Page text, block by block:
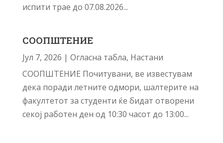
испити трае до 07.08.2026...
СООПШТЕНИЕ
Јул 7, 2026 | Огласна табла, Настани
СООПШТЕНИЕ Почитувани, ве известувам
дека поради летните одмори, шалтерите на
факултетот за студенти ќе бидат отворени
секој работен ден од 10:30 часот до 13:00...